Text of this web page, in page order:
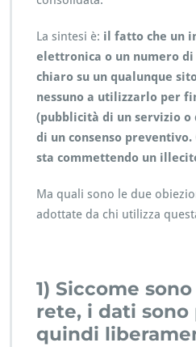
La sintesi è: il fatto che un
elettronica o un numero
chiaro su un qualunque
nessuno a utilizzarlo per
(pubblicità di un servizio o
di un consenso
sta commettendo un
Ma quali sono le due
adottate da chi utilizza
1) Siccome
rete, i dati
quindi